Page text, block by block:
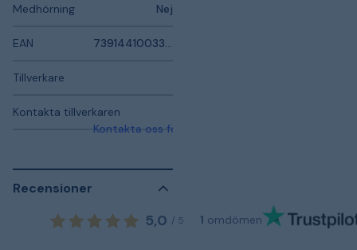
Medhörning Nej
EAN
Tillverkare
Kontakta tillverkaren
Kontakta oss för mer information
Recensioner
5,0 / 5 1 omdömen